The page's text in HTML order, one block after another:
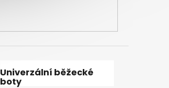
Univerzální běžecké
boty